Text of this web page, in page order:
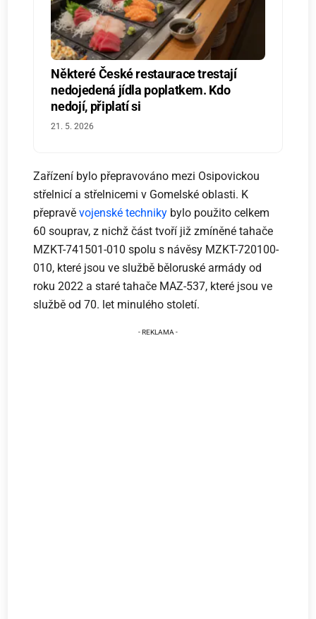
Některé České restaurace trestají
nedojedená jídla poplatkem. Kdo
nedojí, připlatí si
21. 5. 2026
Zařízení bylo přepravováno mezi Osipovickou
střelnicí a střelnicemi v Gomelské oblasti. K
přepravěvojenské techniky bylo použito celkem
60 souprav, z nichž část tvoří již zmíněné tahače
MZKT-741501-010 spolu s návěsy MZKT-720100-
010, které jsou ve službě běloruské armády od
roku 2022 a staré tahače MAZ-537, které jsou ve
službě od 70. let minulého století.